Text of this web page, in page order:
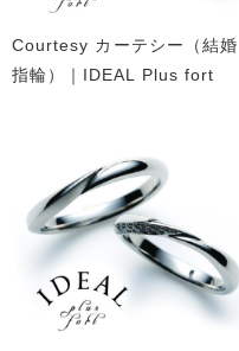
Courtesy カーテシー（結婚
指輪）｜IDEAL Plus fort